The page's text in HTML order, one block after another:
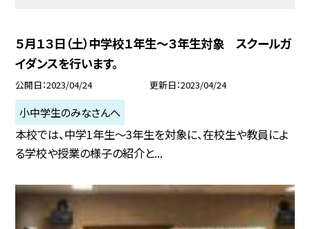
５月１３日（土）中学校１年生〜３年生対象 スクールガ
イダンスを行います。
公開日 2023/04/24 更新日 2023/04/24
小中学生のみなさんへ
本校では、中学1年生〜3年生を対象に、在校生や教員によ
る学校や授業の様子の紹介と...